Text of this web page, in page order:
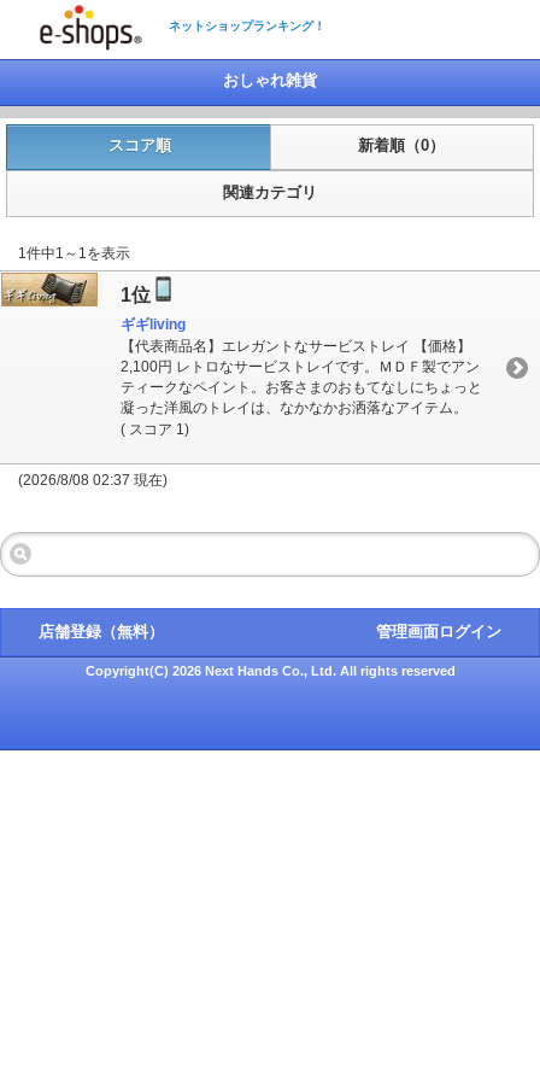
ネットショップランキング！
おしゃれ雑貨
スコア順 新着順（0）
関連カテゴリ
1件中1～1を表示
1位
ギギliving
【代表商品名】エレガントなサービストレイ 【価格】
2,100円 レトロなサービストレイです。ＭＤＦ製でアン
ティークなペイント。お客さまのおもてなしにちょっと
凝った洋風のトレイは、なかなかお洒落なアイテム。
( スコア 1)
(2026/8/08 02:37 現在)
店舗登録（無料） 管理画面ログイン
Copyright(C) 2026 Next Hands Co., Ltd. All rights reserved